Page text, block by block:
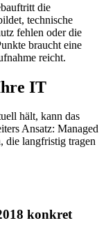
die
technische
fehlen oder die
braucht eine
reicht.
IT
hält, kann das
Ansatz: Managed
die langfristig tragen
konkret